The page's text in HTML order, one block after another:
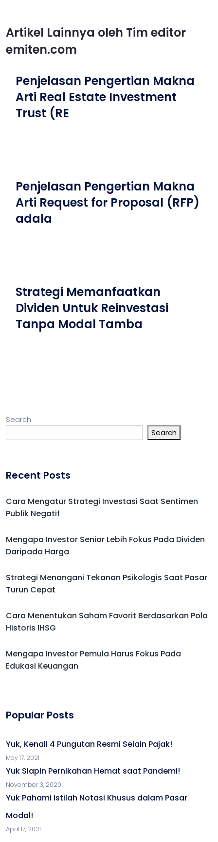
Artikel Lainnya oleh Tim editor
emiten.com
Penjelasan Pengertian Makna
Arti Real Estate Investment
Trust (RE
Penjelasan Pengertian Makna
Arti Request for Proposal (RFP)
adala
Strategi Memanfaatkan
Dividen Untuk Reinvestasi
Tanpa Modal Tamba
Search
Search
Recent Posts
Cara Mengatur Strategi Investasi Saat Sentimen
Publik Negatif
Mengapa Investor Senior Lebih Fokus Pada Dividen
Daripada Harga
Strategi Menangani Tekanan Psikologis Saat Pasar
Turun Cepat
Cara Menentukan Saham Favorit Berdasarkan Pola
Historis IHSG
Mengapa Investor Pemula Harus Fokus Pada
Edukasi Keuangan
Popular Posts
Yuk, Kenali 4 Pungutan Resmi Selain Pajak!
May 17, 2021
Yuk Siapin Pernikahan Hemat saat Pandemi!
November 3, 2020
Yuk Pahami Istilah Notasi Khusus dalam Pasar
Modal!
April 17, 2021